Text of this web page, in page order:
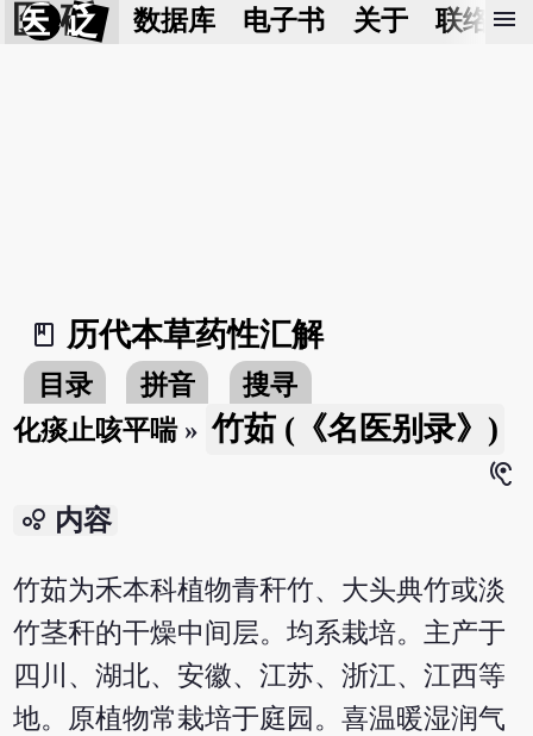
医 砭 数据库 电子书 关于 联络我
menu
book_2
历代本草药性汇解
目录 拼音
搜寻
化痰止咳平喘» 竹茹 (《名医别录》)
hearing
bubble_chart 内容
竹茹为禾本科植物青秆竹、大头典竹或淡
竹茎秆的干燥中间层。均系栽培。主产于
四川、湖北、安徽、江苏、浙江、江西等
地。原植物常栽培于庭园。喜温暖湿润气